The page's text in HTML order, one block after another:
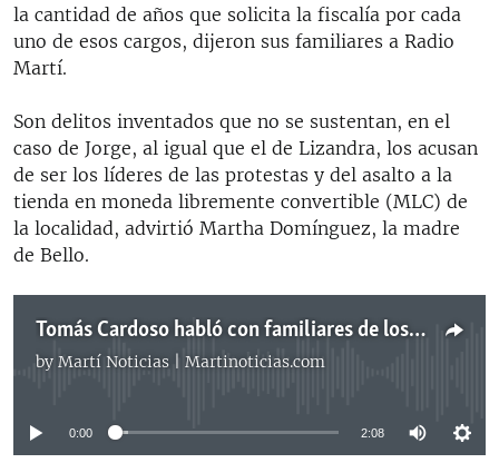
la cantidad de años que solicita la fiscalía por cada
uno de esos cargos, dijeron sus familiares a Radio
Martí.
Son delitos inventados que no se sustentan, en el
caso de Jorge, al igual que el de Lizandra, los acusan
de ser los líderes de las protestas y del asalto a la
tienda en moneda libremente convertible (MLC) de
la localidad, advirtió Martha Domínguez, la madre
de Bello.
Tomás Cardoso habló con familiares de los acusados
by Martí Noticias | Martinoticias.com
No media source currently available
0:00 2:08